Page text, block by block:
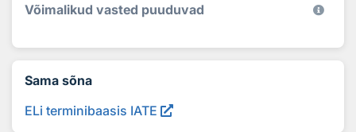
Võimalikud vasted puuduvad
Sama sõna
ELi terminibaasis IATE